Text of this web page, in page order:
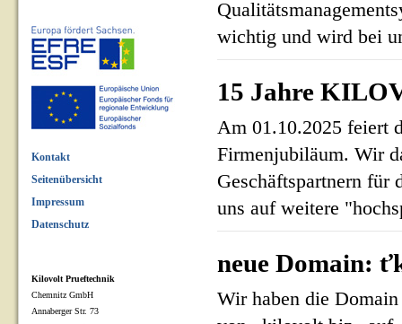
wichtig und wird bei
15 Jahre
Am 01.10.2025 feiert
Firmenjubiläum. Wir
Geschäftspartnern für
uns auf weitere
neue Domain:
Wir haben die
Kontakt
Seitenübersicht
Impressum
Datenschutz
Kilovolt Prueftechnik
Chemnitz GmbH
Annaberger Str. 73